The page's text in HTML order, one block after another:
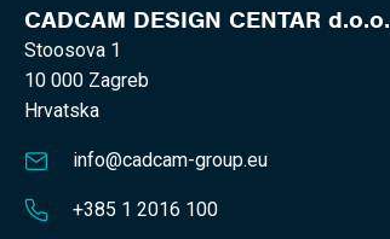
CADCAM DESIGN CENTAR d.o.o.
Stoosova 1
10 000 Zagreb
Hrvatska
info@cadcam-group.eu
+385 1 2016 100